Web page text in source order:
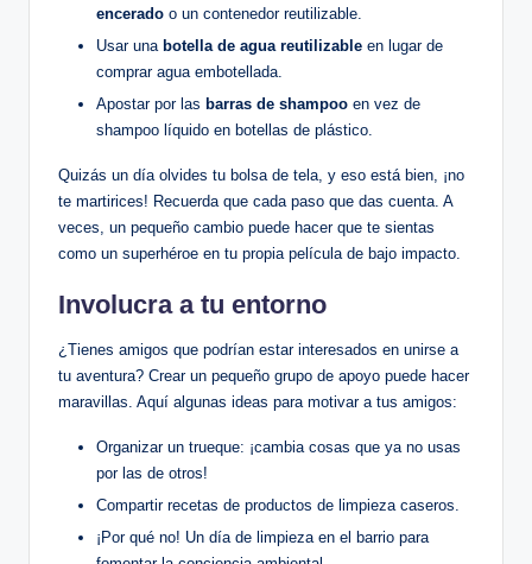
encerado o un contenedor reutilizable.
Usar una botella de agua reutilizable en lugar de
comprar agua embotellada.
Apostar por las barras de shampoo en vez de
shampoo líquido en botellas de plástico.
Quizás un día olvides tu bolsa de tela, y eso está bien, ¡no
te martirices! Recuerda que cada paso que das cuenta. A
veces, un pequeño cambio puede hacer que te sientas
como un superhéroe en tu propia película de bajo impacto.
Involucra a tu entorno
¿Tienes amigos que podrían estar interesados en unirse a
tu aventura? Crear un pequeño grupo de apoyo puede hacer
maravillas. Aquí algunas ideas para motivar a tus amigos:
Organizar un trueque: ¡cambia cosas que ya no usas
por las de otros!
Compartir recetas de productos de limpieza caseros.
¡Por qué no! Un día de limpieza en el barrio para